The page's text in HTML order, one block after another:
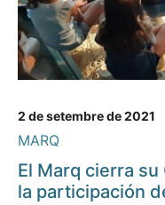
2 de setembre de 2021
MARQ
El Marq cierra
la participación